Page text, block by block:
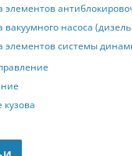
вакуумного насоса